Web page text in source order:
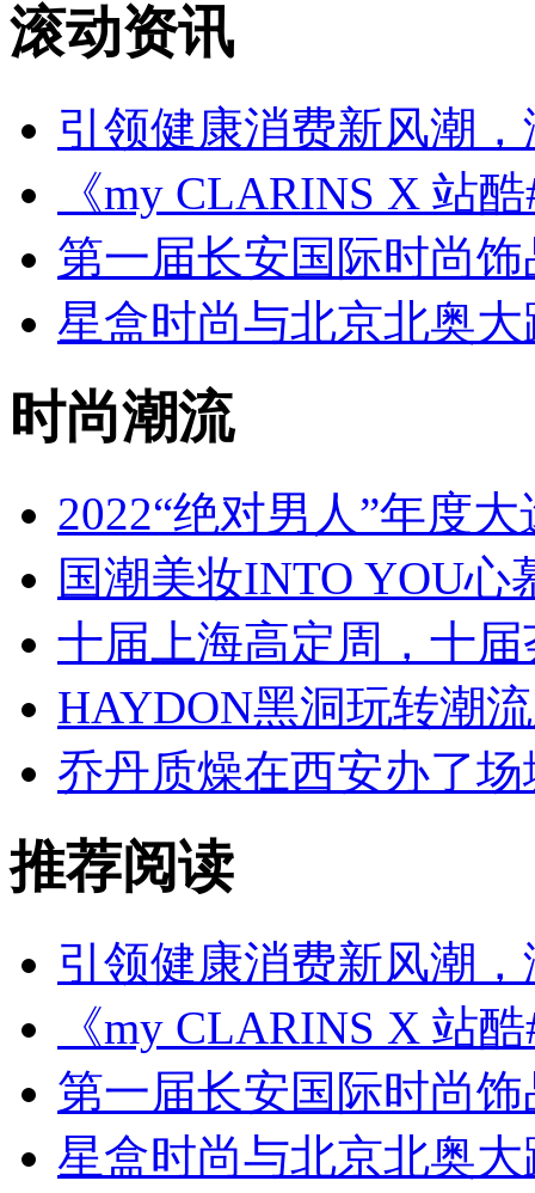
滚动资讯
引领健康消费新风潮
《my CLARINS X 站
第一届长安国际时尚
星盒时尚与北京北奥
时尚潮流
2022“绝对男人”年度
国潮美妆INTO YOU心
十届上海高定周，十
HAYDON黑洞玩转潮
乔丹质燥在西安办了
推荐阅读
引领健康消费新风潮
《my CLARINS X 站
第一届长安国际时尚
星盒时尚与北京北奥